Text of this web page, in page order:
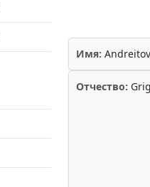
Имя: Andreitov
Отчество: